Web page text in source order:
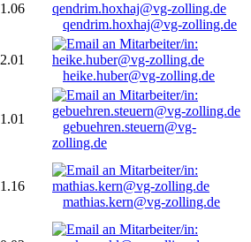
1.06
qendrim.hoxhaj@vg-zolling.de
2.01
heike.huber@vg-zolling.de
1.01
gebuehren.steuern@vg-
zolling.de
1.16
mathias.kern@vg-zolling.de